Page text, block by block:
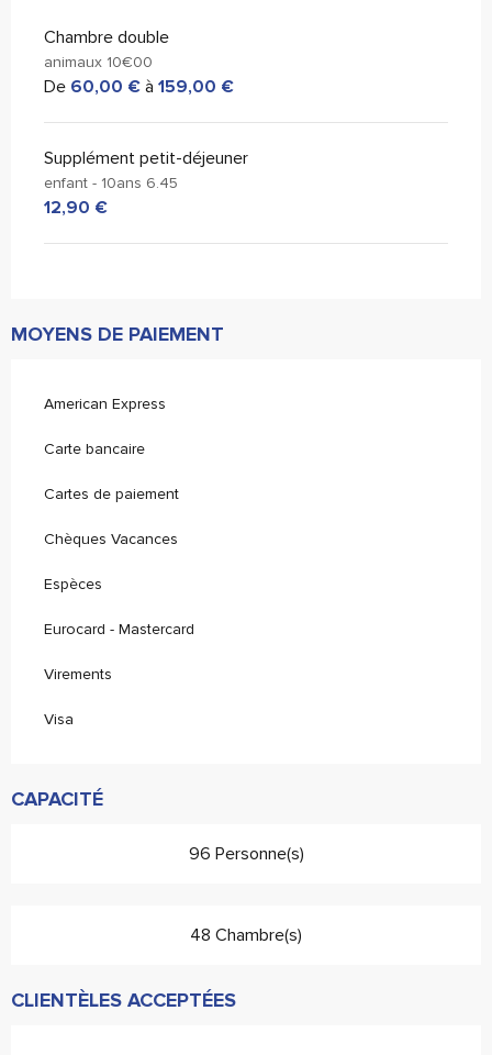
Chambre double
animaux 10€00
De 60,00 € à 159,00 €
Supplément petit-déjeuner
enfant - 10ans 6.45
12,90 €
MOYENS DE PAIEMENT
American Express
Carte bancaire
Cartes de paiement
Chèques Vacances
Espèces
Eurocard - Mastercard
Virements
Visa
CAPACITÉ
96 Personne(s)
48 Chambre(s)
CLIENTÈLES ACCEPTÉES